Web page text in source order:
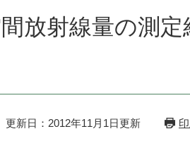
放射線量の測定
更新日：2012年11月1日更新